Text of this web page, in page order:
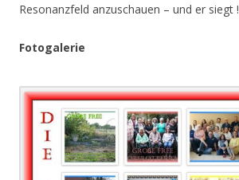
Resonanzfeld anzuschauen – und er siegt !
Fotogalerie